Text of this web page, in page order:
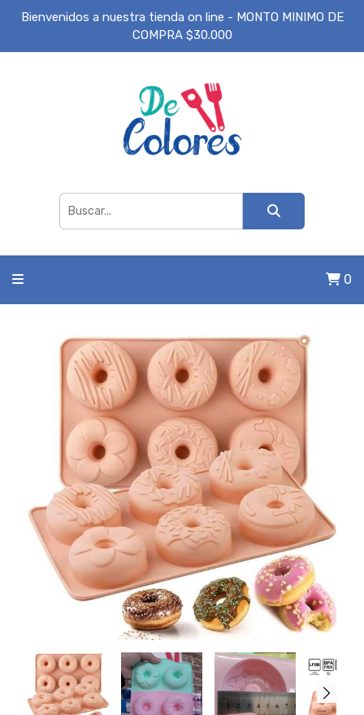
Bienvenidos a nuestra tienda on line - MONTO MINIMO DE
COMPRA $30.000
0